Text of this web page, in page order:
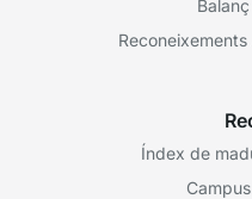
Índex de